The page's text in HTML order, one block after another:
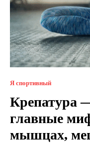
Я спортивный
Крепатура
главные
мышцах,